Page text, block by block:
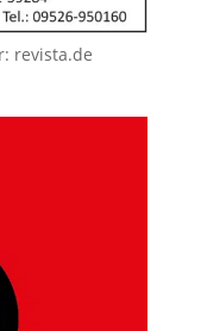
revista.de